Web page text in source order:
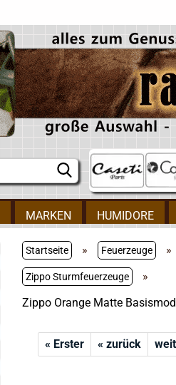
MARKEN HUMIDORE
Startseite » Feuerzeuge »
Zippo Sturmfeuerzeuge
»
Zippo Orange Matte
« Erster « zurück